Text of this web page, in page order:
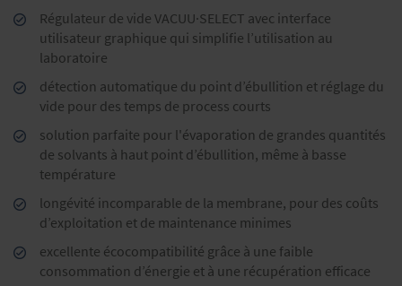
Régulateur de vide VACUU·SELECT avec interface
utilisateur graphique qui simplifie l’utilisation au
laboratoire
détection automatique du point d’ébullition et réglage du
vide pour des temps de process courts
solution parfaite pour l'évaporation de grandes quantités
de solvants à haut point d’ébullition, même à basse
température
longévité incomparable de la membrane, pour des coûts
d’exploitation et de maintenance minimes
excellente écocompatibilité grâce à une faible
consommation d’énergie et à une récupération efficace